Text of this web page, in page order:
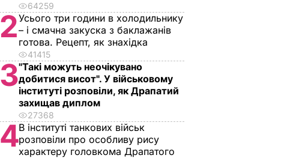
64259
2Усього три години в холодильнику
– і смачна закуска з баклажанів
готова. Рецепт, як знахідка
41415
3"Такі можуть неочікувано
добитися висот". У військовому
інституті розповіли, як Драпатий
захищав диплом
27368
4В інституті танкових військ
розповіли про особливу рису
характеру головкома Драпатого